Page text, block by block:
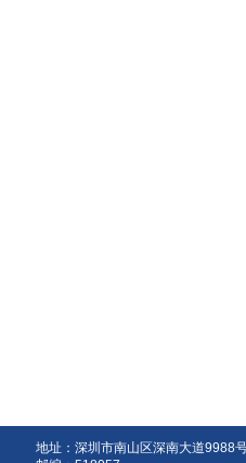
地址：深圳市南山区深南大道9988